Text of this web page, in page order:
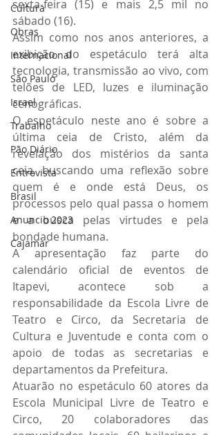
Cultura
Obras
Internacional
São Paulo
Israel
Trabalho
Pão Diário
Entrevista
Brasil
Anuncio 2023
Cajamar
sexta-feira (15) e mais 2,5 mil no
sábado (16).
Assim como nos anos anteriores, a
exibição do espetáculo terá alta
tecnologia, transmissão ao vivo, com
telões de LED, luzes e iluminação
cenográficas.
O espetáculo neste ano é sobre a
última ceia de Cristo, além da
revelação dos mistérios da santa
ceia, buscando uma reflexão sobre
quem é e onde está Deus, os
processos pelo qual passa o homem
e a busca pelas virtudes e pela
bondade humana.
A apresentação faz parte do
calendário oficial de eventos de
Itapevi, acontece sob a
responsabilidade da Escola Livre de
Teatro e Circo, da Secretaria de
Cultura e Juventude e conta com o
apoio de todas as secretarias e
departamentos da Prefeitura.
Atuarão no espetáculo 60 atores da
Escola Municipal Livre de Teatro e
Circo, 20 colaboradores das